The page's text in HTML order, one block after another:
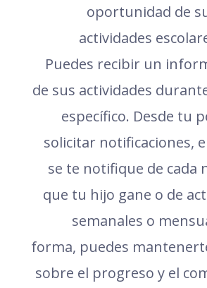
oportunidad de
actividades
Puedes recibir un
de sus actividades
específico. Desde tu
solicitar notificaciones,
se te notifique de cada
que tu hijo gane o de
semanales o
forma, puedes
sobre el progreso y el